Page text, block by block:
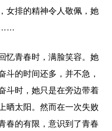
女排的精神令人敬佩，她
……
忆青春时，满脸笑容。她
斗的时间还多，并不急，
斗时，她只是在旁边带着
晒太阳。然而在一次失败
春的有限，意识到了青春